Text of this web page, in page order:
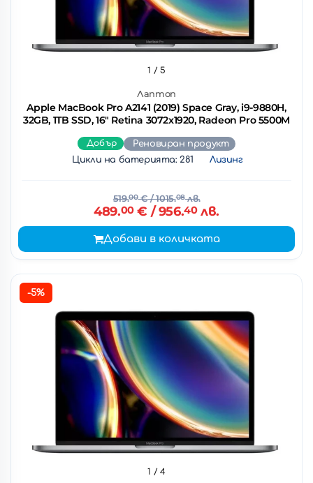
Лаптоп
Apple MacBook Pro A2141 (2019) Space Gray, i9-9880H,
32GB, 1TB SSD, 16" Retina 3072x1920, Radeon Pro 5500M
1 / 5
Добър
Реновиран продукт
Цикли на батерията: 281
Лизинг
519.00€/ 1015.08лв.
489.00€ / 956.40лв.
Добави в количката
-5%
1 / 4